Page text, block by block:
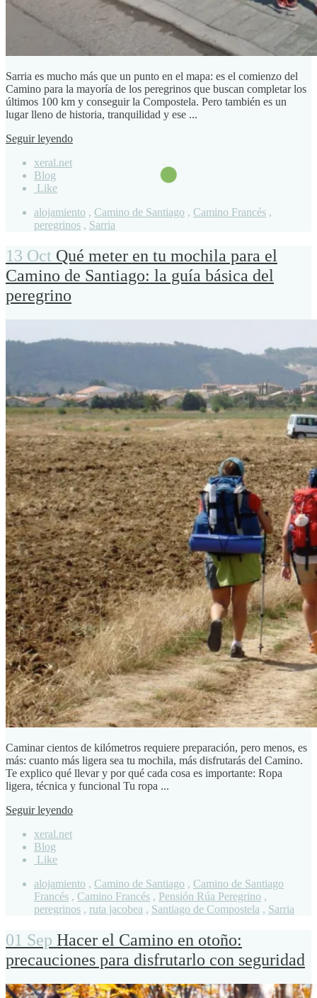
Sarria es mucho más que un punto en el mapa: es el comienzo del
Camino para la mayoría de los peregrinos que buscan completar los
últimos 100 km y conseguir la Compostela. Pero también es un
lugar lleno de historia, tranquilidad y ese ...
Seguir leyendo
xeral.net
Blog
Like
alojamiento , Camino de Santiago , Camino Francés ,
peregrinos , Sarria
13 Oct Qué meter en tu mochila para el
Camino de Santiago: la guía básica del
peregrino
Caminar cientos de kilómetros requiere preparación, pero menos, es
más: cuanto más ligera sea tu mochila, más disfrutarás del Camino.
Te explico qué llevar y por qué cada cosa es importante: Ropa
ligera, técnica y funcional Tu ropa ...
Seguir leyendo
xeral.net
Blog
Like
alojamiento , Camino de Santiago , Camino de Santiago
Francés , Camino Francés , Pensión Rúa Peregrino ,
peregrinos , ruta jacobea , Santiago de Compostela , Sarria
01 Sep Hacer el Camino en otoño:
precauciones para disfrutarlo con seguridad